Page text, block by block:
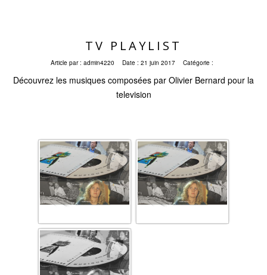
TV PLAYLIST
Article par : admin4220 Date : 21 juin 2017 Catégorie :
Découvrez les musiques composées par Olivier Bernard pour la
television